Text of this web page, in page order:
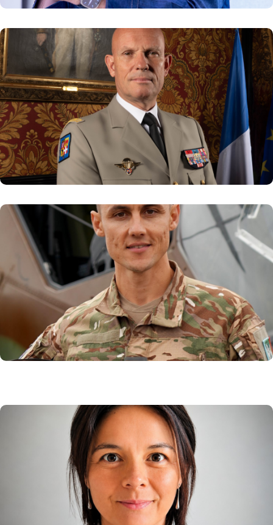
Général de corps d’armée Alain
LARDET
Gouverneur militaire de Lyon
En savoir plus
Capitaine MALAURY
Pilote d’hélicoptère dans l’aviation légère de
l’armée de Terre / Ambassadeur de l’armée
de Terre
En savoir plus
Sandra NGUYEN
Directrice du Hub Europe Carbone
En savoir plus